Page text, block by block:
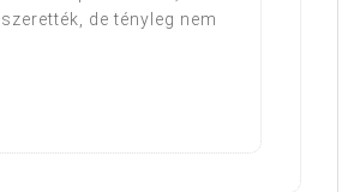
de tényleg nem